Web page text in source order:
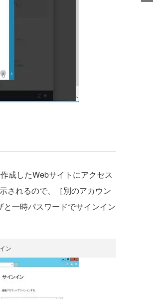
成したWebサイトにアクセス
されるので、［別のアカウン
と一時パスワードでサインイン
ン